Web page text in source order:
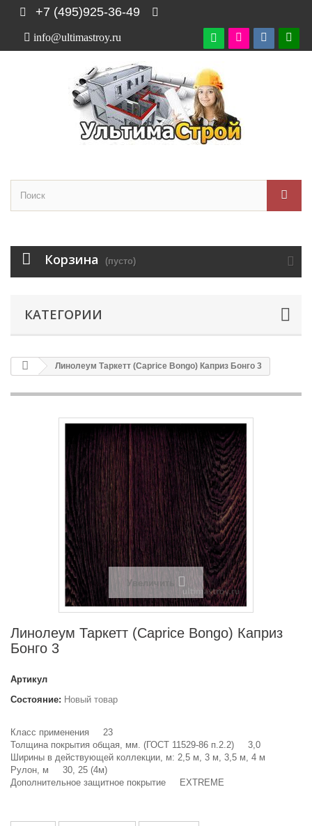
+7 (495)925-36-49

info@ultimastroy.ru
Корзина (пусто)
КАТЕГОРИИ
Линолеум Таркетт (Caprice Bongo) Каприз Бонго 3
Увеличить
Линолеум Таркетт (Caprice Bongo) Каприз
Бонго 3
Артикул
Состояние: Новый товар
Класс применения 23
Толщина покрытия общая, мм. (ГОСТ 11529-86 п.2.2) 3,0
Ширины в действующей коллекции, м: 2,5 м, 3 м, 3,5 м, 4 м
Рулон, м 30, 25 (4м)
Дополнительное защитное покрытие EXTREME